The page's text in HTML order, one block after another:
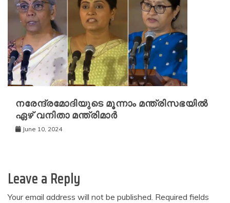
നരേന്ദ്രമോദിയുടെ മൂന്നാം മന്ത്രിസഭയിൽ
ഏഴ് വനിതാ മന്ത്രിമാർ
June 10, 2024
Leave a Reply
Your email address will not be published. Required fields